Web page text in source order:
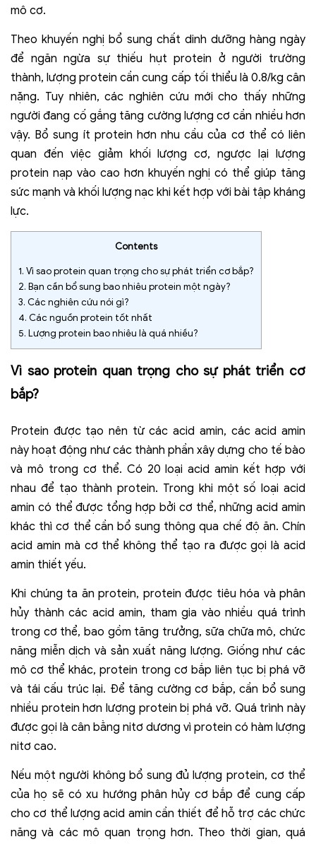
mô cơ.
Theo khuyến nghị bổ sung chất dinh dưỡng hàng ngày
để ngăn ngừa sự thiếu hụt protein ở người trường
thành, lượng protein cần cung cấp tối thiểu là 0.8/kg cân
nặng. Tuy nhiên, các nghiên cứu mới cho thấy những
người đang cố gắng tăng cường lượng cơ cần nhiều hơn
vậy. Bổ sung ít protein hơn nhu cầu của cơ thể có liên
quan đến việc giảm khối lượng cơ, ngược lại lượng
protein nạp vào cao hơn khuyến nghị có thể giúp tăng
sức mạnh và khối lượng nạc khi kết hợp với bài tập kháng
lực.
Contents
1. Vì sao protein quan trọng cho sự phát triển cơ bắp?
2. Bạn cần bổ sung bao nhiêu protein một ngày?
3. Các nghiên cứu nói gì?
4. Các nguồn protein tốt nhất
5. Lượng protein bao nhiêu là quá nhiều?
Vì sao protein quan trọng cho sự phát triển cơ
bắp?
Protein được tạo nên từ các acid amin, các acid amin
này hoạt động như các thành phần xây dựng cho tế bào
và mô trong cơ thể. Có 20 loại acid amin kết hợp với
nhau để tạo thành protein. Trong khi một số loại acid
amin có thể được tổng hợp bởi cơ thể, những acid amin
khác thì cơ thể cần bổ sung thông qua chế độ ăn. Chín
acid amin mà cơ thể không thể tạo ra được gọi là acid
amin thiết yếu.
Khi chúng ta ăn protein, protein được tiêu hóa và phân
hủy thành các acid amin, tham gia vào nhiều quá trình
trong cơ thể, bao gồm tăng trưởng, sữa chữa mô, chức
năng miễn dịch và sản xuất năng lượng. Giống như các
mô cơ thể khác, protein trong cơ bắp liên tục bị phá vỡ
và tái cấu trúc lại. Để tăng cường cơ bắp, cần bổ sung
nhiều protein hơn lượng protein bị phá vỡ. Quá trình này
được gọi là cân bằng nitơ dương vì protein có hàm lượng
nitơ cao.
Nếu một người không bổ sung đủ lượng protein, cơ thể
của họ sẽ có xu hướng phân hủy cơ bắp để cung cấp
cho cơ thể lượng acid amin cần thiết để hỗ trợ các chức
năng và các mô quan trọng hơn. Theo thời gian, quá